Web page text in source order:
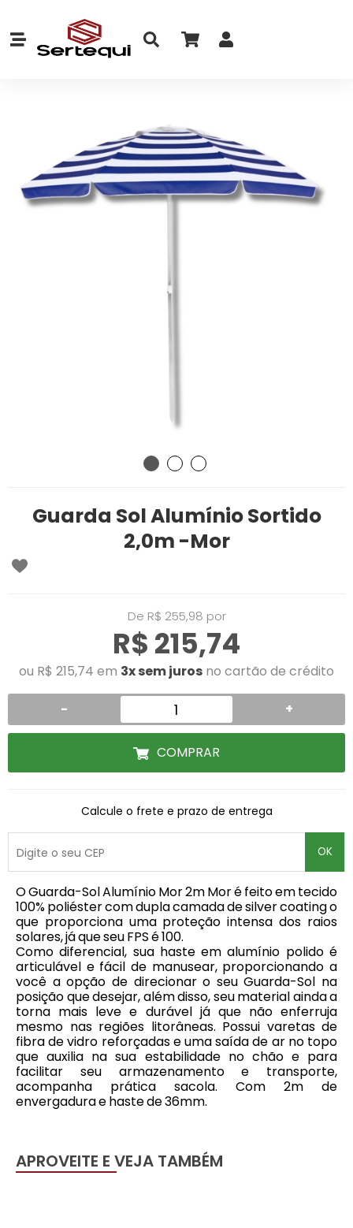
Guarda Sol Alumínio Sortido
2,0m -Mor
De R$ 255,98 por
R$ 215,74
ou R$ 215,74 em 3x sem juros no cartão de crédito
- +
COMPRAR
Calcule o frete e prazo de entrega
OK
O Guarda-Sol Alumínio Mor 2m Mor é feito em tecido
100% poliéster com dupla camada de silver coating o
que proporciona uma proteção intensa dos raios
solares, já que seu FPS é 100.
Como diferencial, sua haste em alumínio polido é
articulável e fácil de manusear, proporcionando a
você a opção de direcionar o seu Guarda-Sol na
posição que desejar, além disso, seu material ainda a
torna mais leve e durável já que não enferruja
mesmo nas regiões litorâneas. Possui varetas de
fibra de vidro reforçadas e uma saída de ar no topo
que auxilia na sua estabilidade no chão e para
facilitar seu armazenamento e transporte,
acompanha prática sacola. Com 2m de
envergadura e haste de 36mm.
APROVEITE E VEJA TAMBÉM